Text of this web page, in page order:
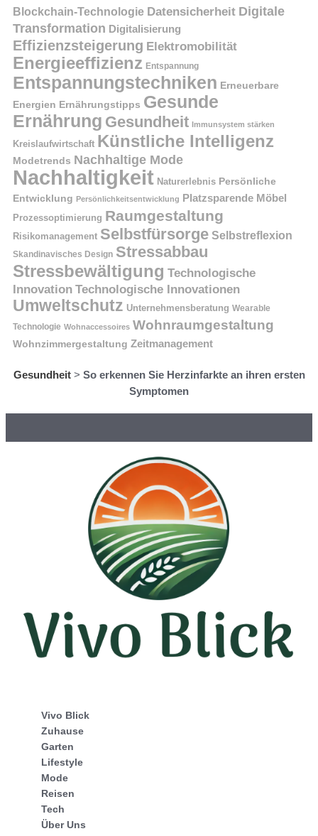
Blockchain-Technologie Datensicherheit Digitale
Transformation Digitalisierung
Effizienzsteigerung Elektromobilität
Energieeffizienz Entspannung
Entspannungstechniken Erneuerbare
Energien Ernährungstipps Gesunde
Ernährung Gesundheit Immunsystem stärken
Kreislaufwirtschaft Künstliche Intelligenz
Modetrends Nachhaltige Mode
Nachhaltigkeit Naturerlebnis Persönliche
Entwicklung Persönlichkeitsentwicklung Platzsparende Möbel
Prozessoptimierung Raumgestaltung
Risikomanagement Selbstfürsorge Selbstreflexion
Skandinavisches Design Stressabbau
Stressbewältigung Technologische
Innovation Technologische Innovationen
Umweltschutz Unternehmensberatung Wearable
Technologie Wohnaccessoires Wohnraumgestaltung
Wohnzimmergestaltung Zeitmanagement
Gesundheit> So erkennen Sie Herzinfarkte an ihren ersten
Symptomen
Vivo Blick
Zuhause
Garten
Lifestyle
Mode
Reisen
Tech
Über Uns